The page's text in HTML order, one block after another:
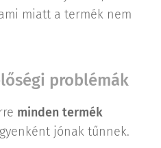
miatt a termék nem
problémák
minden termék
jónak tűnnek.